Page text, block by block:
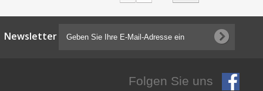
Newsletter
Folgen Sie uns